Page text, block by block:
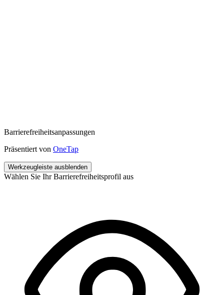
Barrierefreiheitsanpassungen
Präsentiert von OneTap
Werkzeugleiste ausblenden
Wählen Sie Ihr Barrierefreiheitsprofil aus